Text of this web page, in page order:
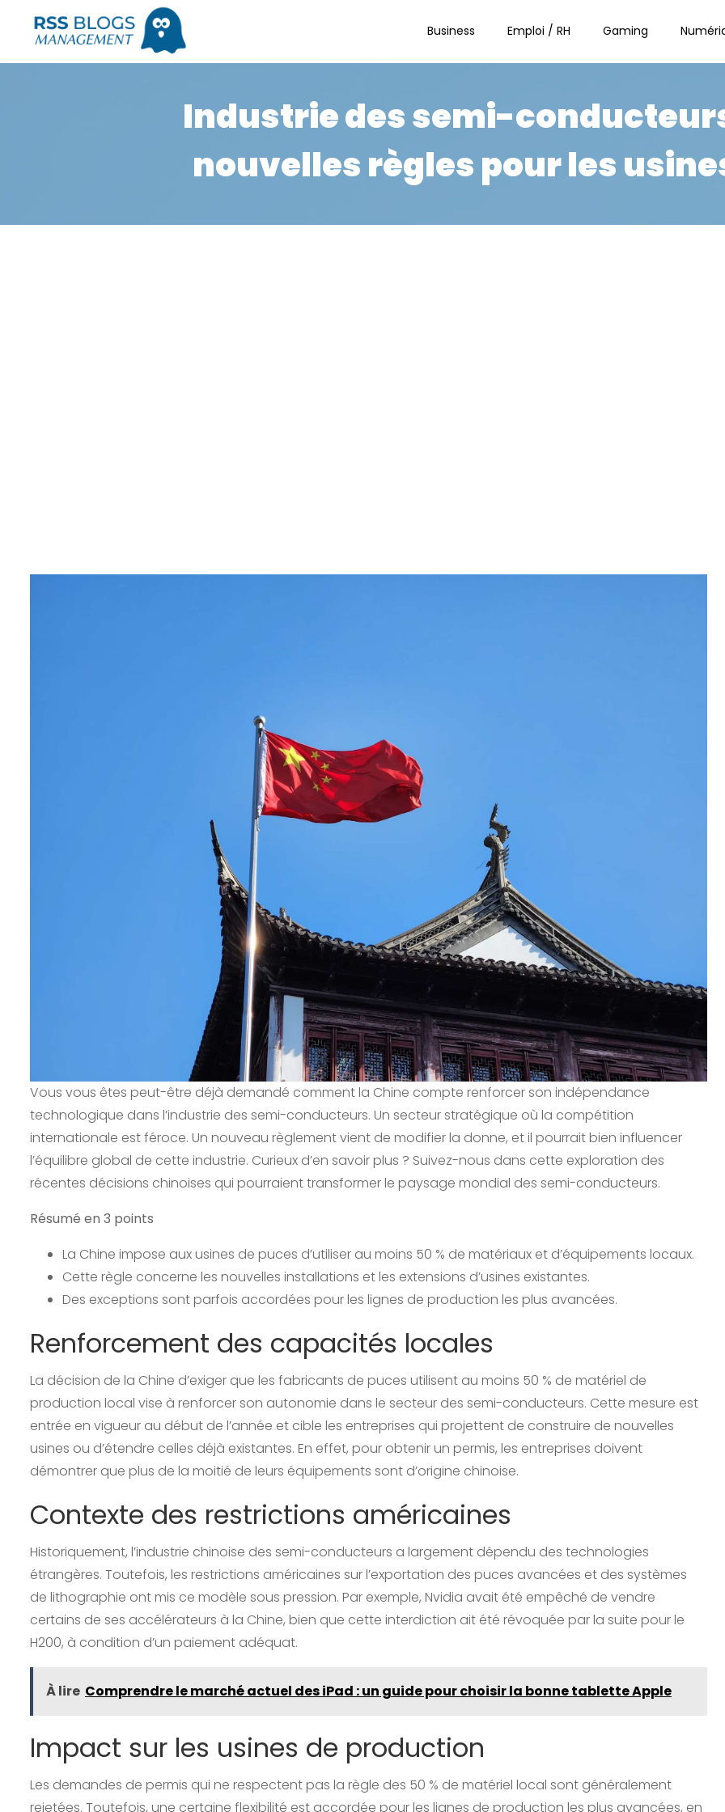
Business Emploi / RH Gaming
Industrie des semi-
nouvelles règles pour les
Vous vous êtes peut-être déjà demandé comment la Chine compte renforcer son indépendance
technologique dans l’industrie des semi-conducteurs. Un secteur stratégique où la compétition
internationale est féroce. Un nouveau règlement vient de modifier la donne, et il pourrait bien influencer
l’équilibre global de cette industrie. Curieux d’en savoir plus ? Suivez-nous dans cette exploration des
récentes décisions chinoises qui pourraient transformer le paysage mondial des semi-conducteurs.
Résumé en 3 points
La Chine impose aux usines de puces d’utiliser au moins 50 % de matériaux et d’équipements locaux.
Cette règle concerne les nouvelles installations et les extensions d’usines existantes.
Des exceptions sont parfois accordées pour les lignes de production les plus avancées.
Renforcement des capacités locales
La décision de la Chine d’exiger que les fabricants de puces utilisent au moins 50 % de matériel de
production local vise à renforcer son autonomie dans le secteur des semi-conducteurs. Cette mesure est
entrée en vigueur au début de l’année et cible les entreprises qui projettent de construire de nouvelles
usines ou d’étendre celles déjà existantes. En effet, pour obtenir un permis, les entreprises doivent
démontrer que plus de la moitié de leurs équipements sont d’origine chinoise.
Contexte des restrictions américaines
Historiquement, l’industrie chinoise des semi-conducteurs a largement dépendu des technologies
étrangères. Toutefois, les restrictions américaines sur l’exportation des puces avancées et des systèmes
de lithographie ont mis ce modèle sous pression. Par exemple, Nvidia avait été empêché de vendre
certains de ses accélérateurs à la Chine, bien que cette interdiction ait été révoquée par la suite pour le
H200, à condition d’un paiement adéquat.
À lire Comprendre le marché actuel des iPad : un guide pour choisir la bonne tablette Apple
Impact sur les usines de production
Les demandes de permis qui ne respectent pas la règle des 50 % de matériel local sont généralement
rejetées. Toutefois, une certaine flexibilité est accordée pour les lignes de production les plus avancées, en